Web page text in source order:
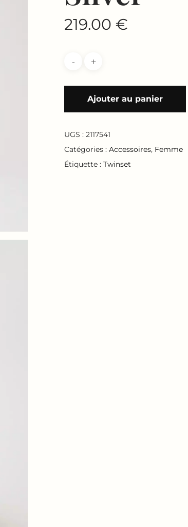
219.00 €
Ajouter au panier
UGS :2117541
Catégories :Accessoires, Femme
Étiquette :Twinset